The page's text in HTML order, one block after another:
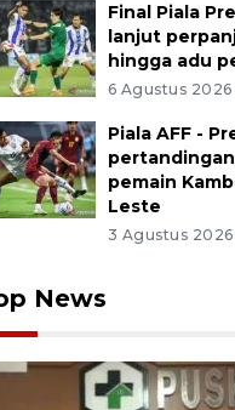
Final Piala
lanjut
hingga adu
6 Agustus 2026
Piala AFF -
pemain
Leste
3 Agustus 2026
News